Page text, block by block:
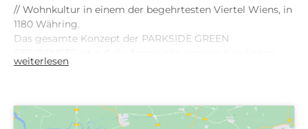
// Wohnkultur in einem der begehrtesten Viertel Wiens, in
1180 Währing.
Das gesamte Konzept der PARKSIDE GREEN
und Kunden ausgerichtet. Auf Basis unserer Erfahrung
Mehrwerten. Anlässlich unserer 30-jährigen
Erfolgsgeschichte entsteht dieses außergewöhnliche
weiterlesen